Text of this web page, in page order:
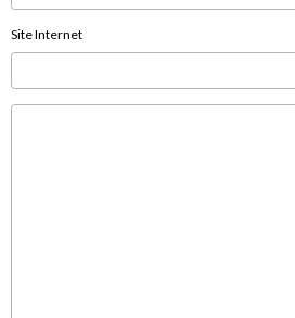
Site Internet